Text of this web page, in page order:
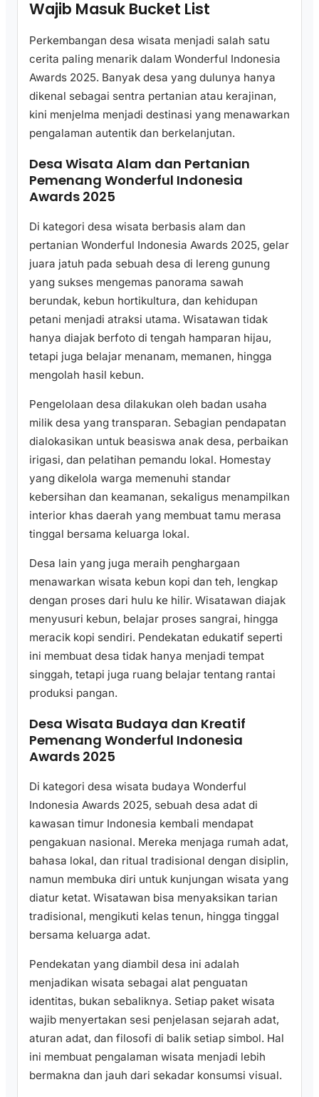
Wajib Masuk Bucket List
Perkembangan desa wisata menjadi salah satu
cerita paling menarik dalam Wonderful Indonesia
Awards 2025. Banyak desa yang dulunya hanya
dikenal sebagai sentra pertanian atau kerajinan,
kini menjelma menjadi destinasi yang menawarkan
pengalaman autentik dan berkelanjutan.
Desa Wisata Alam dan Pertanian
Pemenang Wonderful Indonesia
Awards 2025
Di kategori desa wisata berbasis alam dan
pertanian Wonderful Indonesia Awards 2025, gelar
juara jatuh pada sebuah desa di lereng gunung
yang sukses mengemas panorama sawah
berundak, kebun hortikultura, dan kehidupan
petani menjadi atraksi utama. Wisatawan tidak
hanya diajak berfoto di tengah hamparan hijau,
tetapi juga belajar menanam, memanen, hingga
mengolah hasil kebun.
Pengelolaan desa dilakukan oleh badan usaha
milik desa yang transparan. Sebagian pendapatan
dialokasikan untuk beasiswa anak desa, perbaikan
irigasi, dan pelatihan pemandu lokal. Homestay
yang dikelola warga memenuhi standar
kebersihan dan keamanan, sekaligus menampilkan
interior khas daerah yang membuat tamu merasa
tinggal bersama keluarga lokal.
Desa lain yang juga meraih penghargaan
menawarkan wisata kebun kopi dan teh, lengkap
dengan proses dari hulu ke hilir. Wisatawan diajak
menyusuri kebun, belajar proses sangrai, hingga
meracik kopi sendiri. Pendekatan edukatif seperti
ini membuat desa tidak hanya menjadi tempat
singgah, tetapi juga ruang belajar tentang rantai
produksi pangan.
Desa Wisata Budaya dan Kreatif
Pemenang Wonderful Indonesia
Awards 2025
Di kategori desa wisata budaya Wonderful
Indonesia Awards 2025, sebuah desa adat di
kawasan timur Indonesia kembali mendapat
pengakuan nasional. Mereka menjaga rumah adat,
bahasa lokal, dan ritual tradisional dengan disiplin,
namun membuka diri untuk kunjungan wisata yang
diatur ketat. Wisatawan bisa menyaksikan tarian
tradisional, mengikuti kelas tenun, hingga tinggal
bersama keluarga adat.
Pendekatan yang diambil desa ini adalah
menjadikan wisata sebagai alat penguatan
identitas, bukan sebaliknya. Setiap paket wisata
wajib menyertakan sesi penjelasan sejarah adat,
aturan adat, dan filosofi di balik setiap simbol. Hal
ini membuat pengalaman wisata menjadi lebih
bermakna dan jauh dari sekadar konsumsi visual.